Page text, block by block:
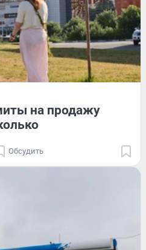
на продажу
Обсудить